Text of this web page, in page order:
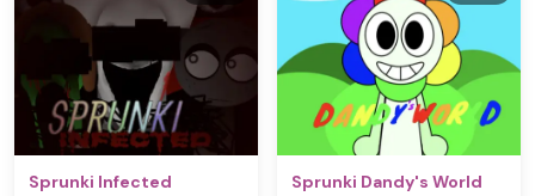
Sprunki Infected Sprunki Dandy's World